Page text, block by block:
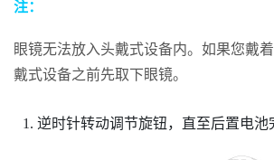
注：
眼镜无法放入头戴式设备内。如果您戴
戴式设备之前先取下眼镜。
逆时针转动调节旋钮，直至后置电池